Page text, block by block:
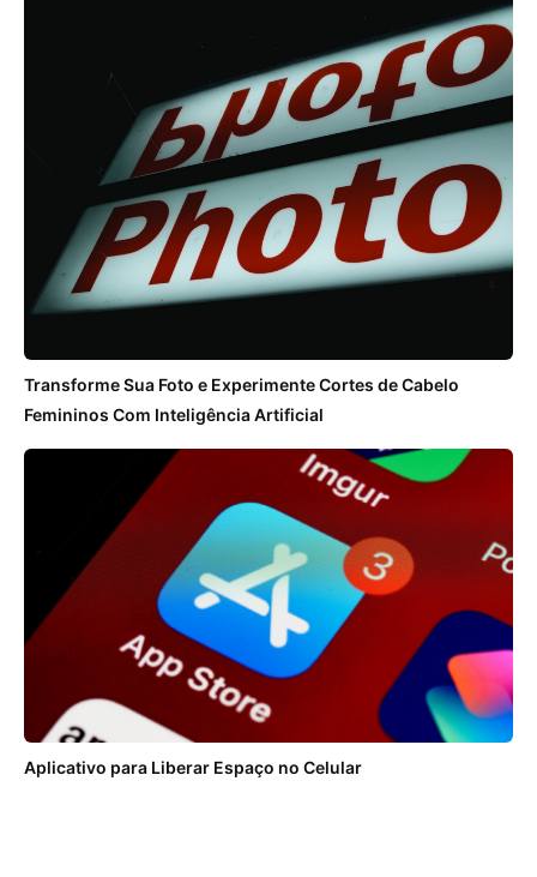
Transforme Sua Foto e Experimente Cortes de Cabelo
Femininos Com Inteligência Artificial
Aplicativo para Liberar Espaço no Celular